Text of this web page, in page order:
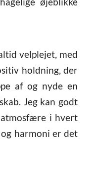
velplejet, med
holdning, der
af og nyde en
Jeg kan godt
i hvert
harmoni er det